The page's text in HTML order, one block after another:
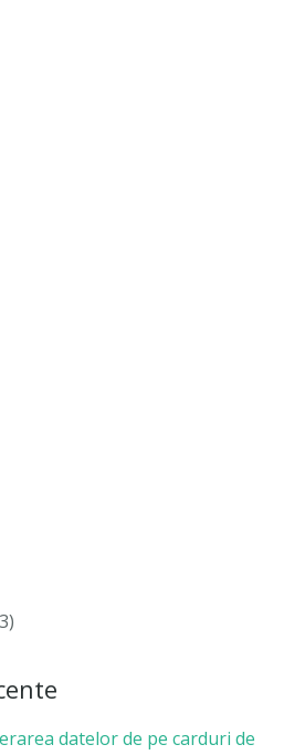
datelor de pe carduri de